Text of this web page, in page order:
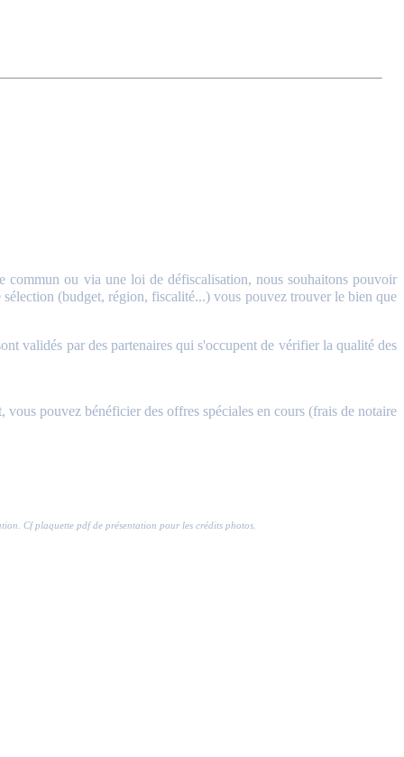
commun ou via une loi de défiscalisation, nous souhaitons pouvoir
(budget, région, fiscalité...) vous pouvez trouver le bien que
validés par des partenaires qui s'occupent de vérifier la qualité des
pouvez bénéficier des offres spéciales en cours (frais de notaire
Cf plaquette pdf de présentation pour les crédits photos.